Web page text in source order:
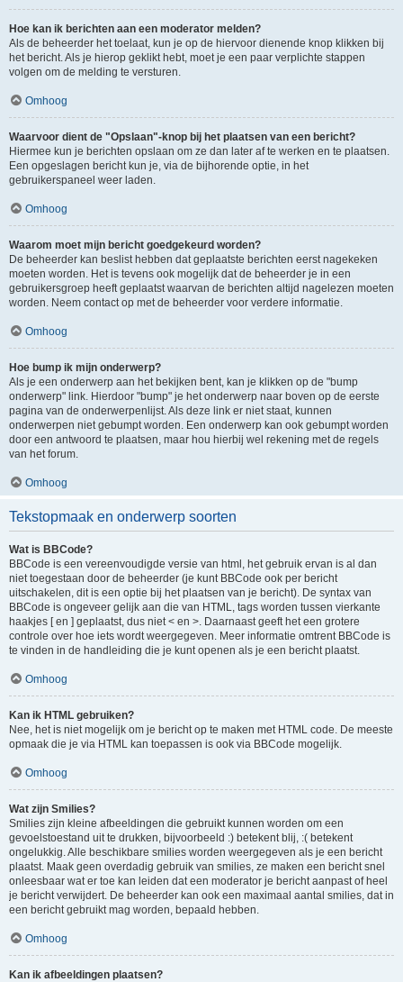
Hoe kan ik berichten aan een moderator melden?
Als de beheerder het toelaat, kun je op de hiervoor dienende knop klikken bij
het bericht. Als je hierop geklikt hebt, moet je een paar verplichte stappen
volgen om de melding te versturen.
Omhoog
Waarvoor dient de "Opslaan"-knop bij het plaatsen van een bericht?
Hiermee kun je berichten opslaan om ze dan later af te werken en te plaatsen.
Een opgeslagen bericht kun je, via de bijhorende optie, in het
gebruikerspaneel weer laden.
Omhoog
Waarom moet mijn bericht goedgekeurd worden?
De beheerder kan beslist hebben dat geplaatste berichten eerst nagekeken
moeten worden. Het is tevens ook mogelijk dat de beheerder je in een
gebruikersgroep heeft geplaatst waarvan de berichten altijd nagelezen moeten
worden. Neem contact op met de beheerder voor verdere informatie.
Omhoog
Hoe bump ik mijn onderwerp?
Als je een onderwerp aan het bekijken bent, kan je klikken op de "bump
onderwerp" link. Hierdoor "bump" je het onderwerp naar boven op de eerste
pagina van de onderwerpenlijst. Als deze link er niet staat, kunnen
onderwerpen niet gebumpt worden. Een onderwerp kan ook gebumpt worden
door een antwoord te plaatsen, maar hou hierbij wel rekening met de regels
van het forum.
Omhoog
Tekstopmaak en onderwerp soorten
Wat is BBCode?
BBCode is een vereenvoudigde versie van html, het gebruik ervan is al dan
niet toegestaan door de beheerder (je kunt BBCode ook per bericht
uitschakelen, dit is een optie bij het plaatsen van je bericht). De syntax van
BBCode is ongeveer gelijk aan die van HTML, tags worden tussen vierkante
haakjes [ en ] geplaatst, dus niet < en >. Daarnaast geeft het een grotere
controle over hoe iets wordt weergegeven. Meer informatie omtrent BBCode is
te vinden in de handleiding die je kunt openen als je een bericht plaatst.
Omhoog
Kan ik HTML gebruiken?
Nee, het is niet mogelijk om je bericht op te maken met HTML code. De meeste
opmaak die je via HTML kan toepassen is ook via BBCode mogelijk.
Omhoog
Wat zijn Smilies?
Smilies zijn kleine afbeeldingen die gebruikt kunnen worden om een
gevoelstoestand uit te drukken, bijvoorbeeld :) betekent blij, :( betekent
ongelukkig. Alle beschikbare smilies worden weergegeven als je een bericht
plaatst. Maak geen overdadig gebruik van smilies, ze maken een bericht snel
onleesbaar wat er toe kan leiden dat een moderator je bericht aanpast of heel
je bericht verwijdert. De beheerder kan ook een maximaal aantal smilies, dat in
een bericht gebruikt mag worden, bepaald hebben.
Omhoog
Kan ik afbeeldingen plaatsen?